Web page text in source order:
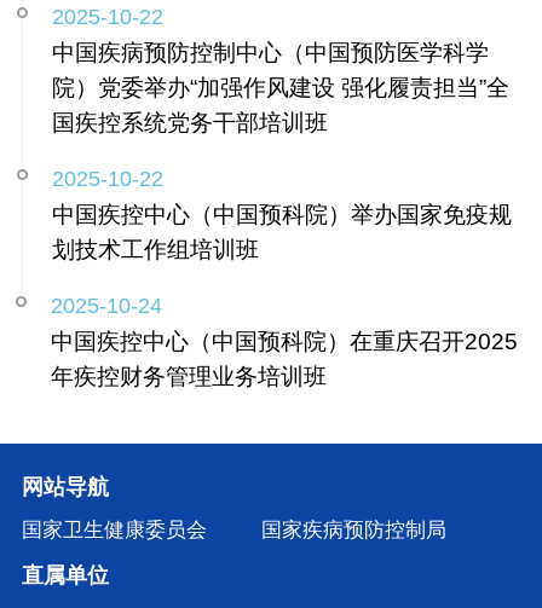
2025-10-22
中国疾病预防控制中心（中国预防医学科学
院）党委举办“加强作风建设 强化履责担当”全
国疾控系统党务干部培训班
2025-10-22
中国疾控中心（中国预科院）举办国家免疫规
划技术工作组培训班
2025-10-24
中国疾控中心（中国预科院）在重庆召开2025
年疾控财务管理业务培训班
网站导航
国家卫生健康委员会 国家疾病预防控制局
直属单位